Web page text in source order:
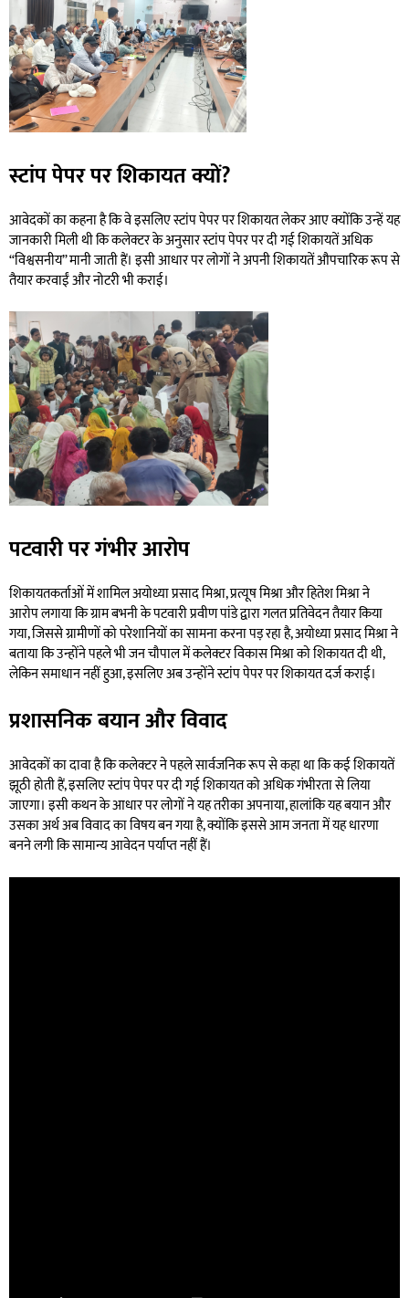
स्टांप पेपर पर शिकायत क्यों?
आवेदकों का कहना है कि वे इसलिए स्टांप पेपर पर शिकायत लेकर आए क्योंकि उन्हें यह
जानकारी मिली थी कि कलेक्टर के अनुसार स्टांप पेपर पर दी गई शिकायतें अधिक
“विश्वसनीय” मानी जाती हैं। इसी आधार पर लोगों ने अपनी शिकायतें औपचारिक रूप से
तैयार करवाईं और नोटरी भी कराई।
पटवारी पर गंभीर आरोप
शिकायतकर्ताओं में शामिल अयोध्या प्रसाद मिश्रा, प्रत्यूष मिश्रा और हितेश मिश्रा ने
आरोप लगाया कि ग्राम बभनी के पटवारी प्रवीण पांडे द्वारा गलत प्रतिवेदन तैयार किया
गया, जिससे ग्रामीणों को परेशानियों का सामना करना पड़ रहा है, अयोध्या प्रसाद मिश्रा ने
बताया कि उन्होंने पहले भी जन चौपाल में कलेक्टर विकास मिश्रा को शिकायत दी थी,
लेकिन समाधान नहीं हुआ, इसलिए अब उन्होंने स्टांप पेपर पर शिकायत दर्ज कराई।
प्रशासनिक बयान और विवाद
आवेदकों का दावा है कि कलेक्टर ने पहले सार्वजनिक रूप से कहा था कि कई शिकायतें
झूठी होती हैं, इसलिए स्टांप पेपर पर दी गई शिकायत को अधिक गंभीरता से लिया
जाएगा। इसी कथन के आधार पर लोगों ने यह तरीका अपनाया, हालांकि यह बयान और
उसका अर्थ अब विवाद का विषय बन गया है, क्योंकि इससे आम जनता में यह धारणा
बनने लगी कि सामान्य आवेदन पर्याप्त नहीं हैं।